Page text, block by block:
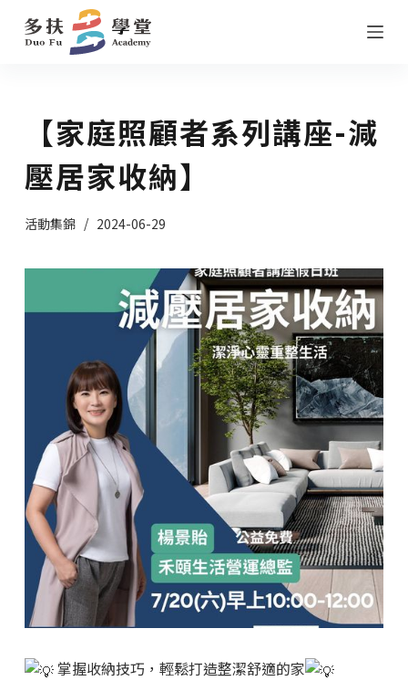
跳
至
【家庭照顧者系列講座-減
壓居家收納】
活動集錦 2024-06-29
掌握收納技巧，輕鬆打造整潔舒適的家